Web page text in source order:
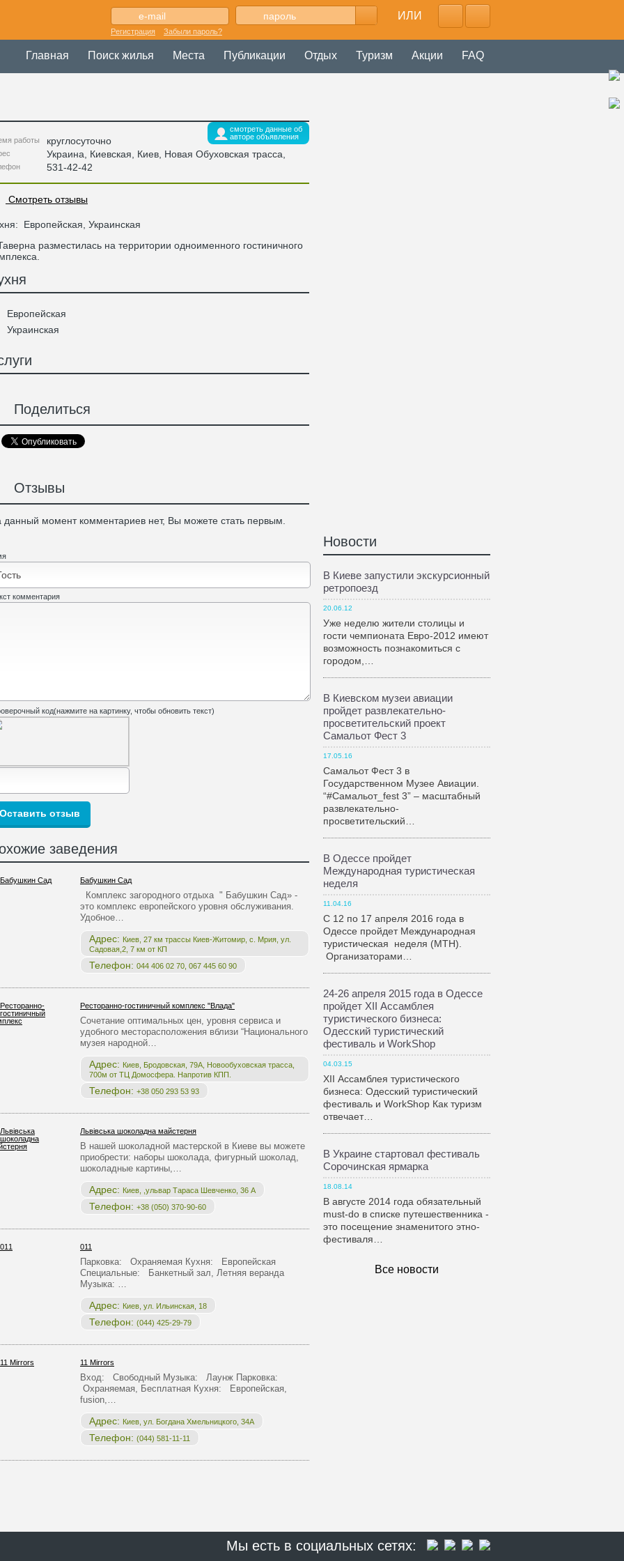
ИЛИ
Регистрация Забыли пароль?
Главная Поиск жилья Места Публикации Отдых Туризм Акции FAQ
смотреть данные об
авторе объявления
работы круглосуточно
Украина Киевская , Киев, Новая Обуховская трасса
531-42-42
Смотреть отзывы
Европейская, Украинская
разместилась на территории одноименного гостиничного
Европейская
Украинская
Поделиться
Отзывы
данный момент комментариев нет, Вы можете стать первым.
комментария
код(нажмите на картинку, чтобы обновить текст)
заведения
Бабушкин Сад
Комплекс загородного отдыха " Бабушкин Сад» -
это комплекс европейского уровня обслуживания.
Удобное…
Адрес: Киев, 27 км трассы Киев-Житомир, с. Мрия, ул.
Садовая,2, 7 км от КП
Телефон: 044 406 02 70, 067 445 60 90
Ресторанно-гостиничный комплекс "Влада"
Сочетание оптимальных цен, уровня сервиса и
удобного месторасположения вблизи “Национального
музея народной…
Адрес: Киев, Бродовская, 79А, Новообуховская трасса,
700м от ТЦ Домосфера. Напротив КПП.
Телефон: +38 050 293 53 93
Львівська шоколадна майстерня
В нашей шоколадной мастерской в Киеве вы можете
приобрести: наборы шоколада, фигурный шоколад,
шоколадные картины,…
Адрес: Киев, ,ульвар Тараса Шевченко, 36 А
Телефон: +38 (050) 370-90-60
011
Парковка: Охраняемая Кухня: Европейская
Специальные: Банкетный зал, Летняя веранда
Музыка: …
Адрес: Киев, ул. Ильинская, 18
Телефон: (044) 425-29-79
11 Mirrors
Вход: Свободный Музыка: Лаунж Парковка:
Охраняемая, Бесплатная Кухня: Европейская,
fusion,…
Адрес: Киев, ул. Богдана Хмельницкого, 34А
Телефон: (044) 581-11-11
Новости
В Киеве запустили экскурсионный
ретропоезд
20.06.12
Уже неделю жители столицы и
гости чемпионата Евро-2012 имеют
возможность познакомиться с
городом,…
В Киевском музеи авиации
пройдет развлекательно-
просветительский проект
Самальот Фест 3
17.05.16
Самальот Фест 3 в
Государственном Музее Авиации.
“#Самальот_fest 3” – масштабный
развлекательно-
просветительский…
В Одессе пройдет
Международная туристическая
неделя
11.04.16
С 12 по 17 апреля 2016 года в
Одессе пройдет Международная
туристическая неделя (МТН).
Организаторами…
24-26 апреля 2015 года в Одессе
пройдет XII Ассамблея
туристического бизнеса:
Одесский туристический
фестиваль и WorkShop
04.03.15
XII Ассамблея туристического
бизнеса: Одесский туристический
фестиваль и WorkShop Как туризм
отвечает…
В Украине стартовал фестиваль
Сорочинская ярмарка
18.08.14
В августе 2014 года обязательный
must-do в списке путешественника -
это посещение знаменитого этно-
фестиваля…
Все новости
Мы есть в социальных сетях: